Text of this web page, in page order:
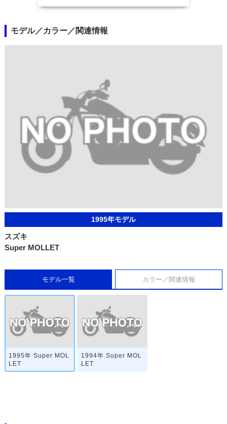
モデル／カラー／関連情報
1995年モデル
スズキ
Super MOLLET
モデル一覧 カラー／関連情報
1995年 Super MOL
LET
1994年 Super MOL
LET